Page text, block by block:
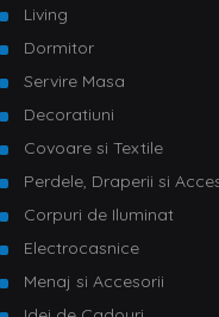
Living
Dormitor
Servire Masa
Decoratiuni
Covoare si Textile
Perdele, Draperii si
Corpuri de Iluminat
Electrocasnice
Menaj si Accesorii